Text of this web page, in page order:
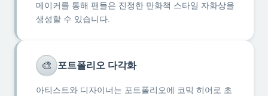
메이커를 통해 팬들은 진정한 만화책 스타일 자화상을
생성할 수 있습니다.
🎨 포트폴리오 다각화
아티스트와 디자이너는 포트폴리오에 코믹 히어로 초